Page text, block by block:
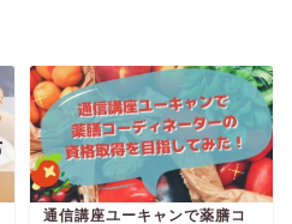
通信講座ユーキャンで薬膳コ